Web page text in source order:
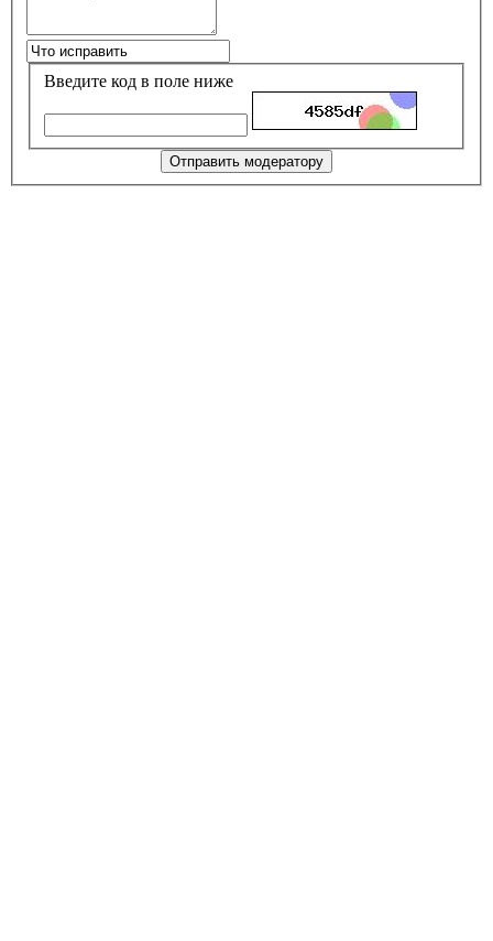
Введите код в поле ниже
Отправить модератору